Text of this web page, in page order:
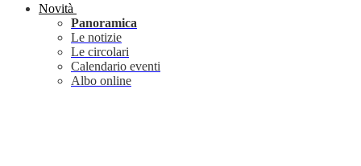
Novità
Panoramica
Le notizie
Le circolari
Calendario eventi
Albo online